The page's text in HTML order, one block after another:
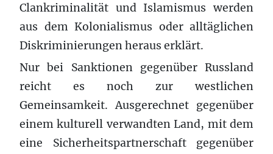
Clankriminalität und Islamismus werden
aus dem Kolonialismus oder alltäglichen
Diskriminierungen heraus erklärt.
Nur bei Sanktionen gegenüber Russland
reicht es noch zur westlichen
Gemeinsamkeit. Ausgerechnet gegenüber
einem kulturell verwandten Land, mit dem
eine Sicherheitspartnerschaft gegenüber